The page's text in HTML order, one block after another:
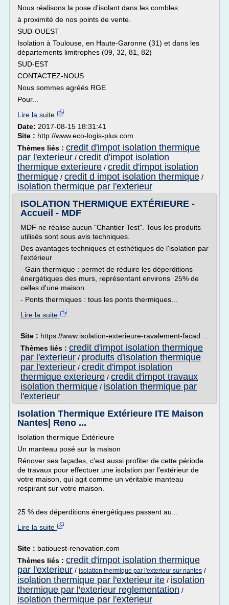
Nous réalisons la pose d'isolant dans les combles
à proximité de nos points de vente.
SUD-OUEST
Isolation à Toulouse, en Haute-Garonne (31) et dans les
départements limitrophes (09, 32, 81, 82)
SUD-EST
CONTACTEZ-NOUS
Nous sommes agréés RGE
Pour...
Lire la suite
Date: 2017-08-15 18:31:41
Site : http://www.eco-logis-plus.com
Thèmes liés : credit d'impot isolation thermique
par l'exterieur / credit d'impot isolation
thermique exterieure / credit d'impot isolation
thermique / credit d impot isolation thermique /
isolation thermique par l'exterieur
ISOLATION THERMIQUE EXTÉRIEURE -
Accueil - MDF
MDF ne réalise aucun "Chantier Test". Tous les produits
utilisés sont sous avis techniques.
Des avantages techniques et esthétiques de l'isolation par
l'extérieur
- Gain thermique : permet de réduire les déperditions
énergétiques des murs, représentant environs 25% de
celles d'une maison.
- Ponts thermiques : tous les ponts thermiques...
Lire la suite
Site : https://www.isolation-exterieure-ravalement-facad ...
Thèmes liés : credit d'impot isolation thermique
par l'exterieur / produits d'isolation thermique
par l'exterieur / credit d'impot isolation
thermique exterieure / credit d'impot travaux
isolation thermique / isolation thermique par
l'exterieur
Isolation Thermique Extérieure ITE Maison
Nantes| Reno ...
Isolation thermique Extérieure
Un manteau posé sur la maison
Rénover ses façades, c'est aussi profiter de cette période
de travaux pour effectuer une isolation par l'extérieur de
votre maison, qui agit comme un véritable manteau
respirant sur votre maison.
25 % des déperditions énergétiques passent au...
Lire la suite
Site : batiouest-renovation.com
Thèmes liés : credit d'impot isolation thermique
par l'exterieur / isolation thermique par l'exterieur sur nantes /
isolation thermique par l'exterieur ite / isolation
thermique par l'exterieur reglementation /
isolation thermique par l'exterieur